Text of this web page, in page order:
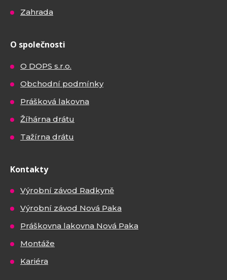
Zahrada
O společnosti
O DOPS s.r.o.
Obchodní podmínky
Prášková lakovna
Žíhárna drátu
Tažírna drátu
Kontakty
Výrobní závod Radkyně
Výrobní závod Nová Paka
Práškovna lakovna Nová Paka
Montáže
Kariéra